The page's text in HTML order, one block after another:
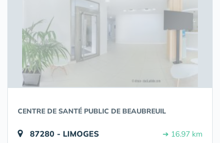
CENTRE DE SANTÉ PUBLIC DE BEAUBREUIL
87280 - LIMOGES ➔ 16.97 km